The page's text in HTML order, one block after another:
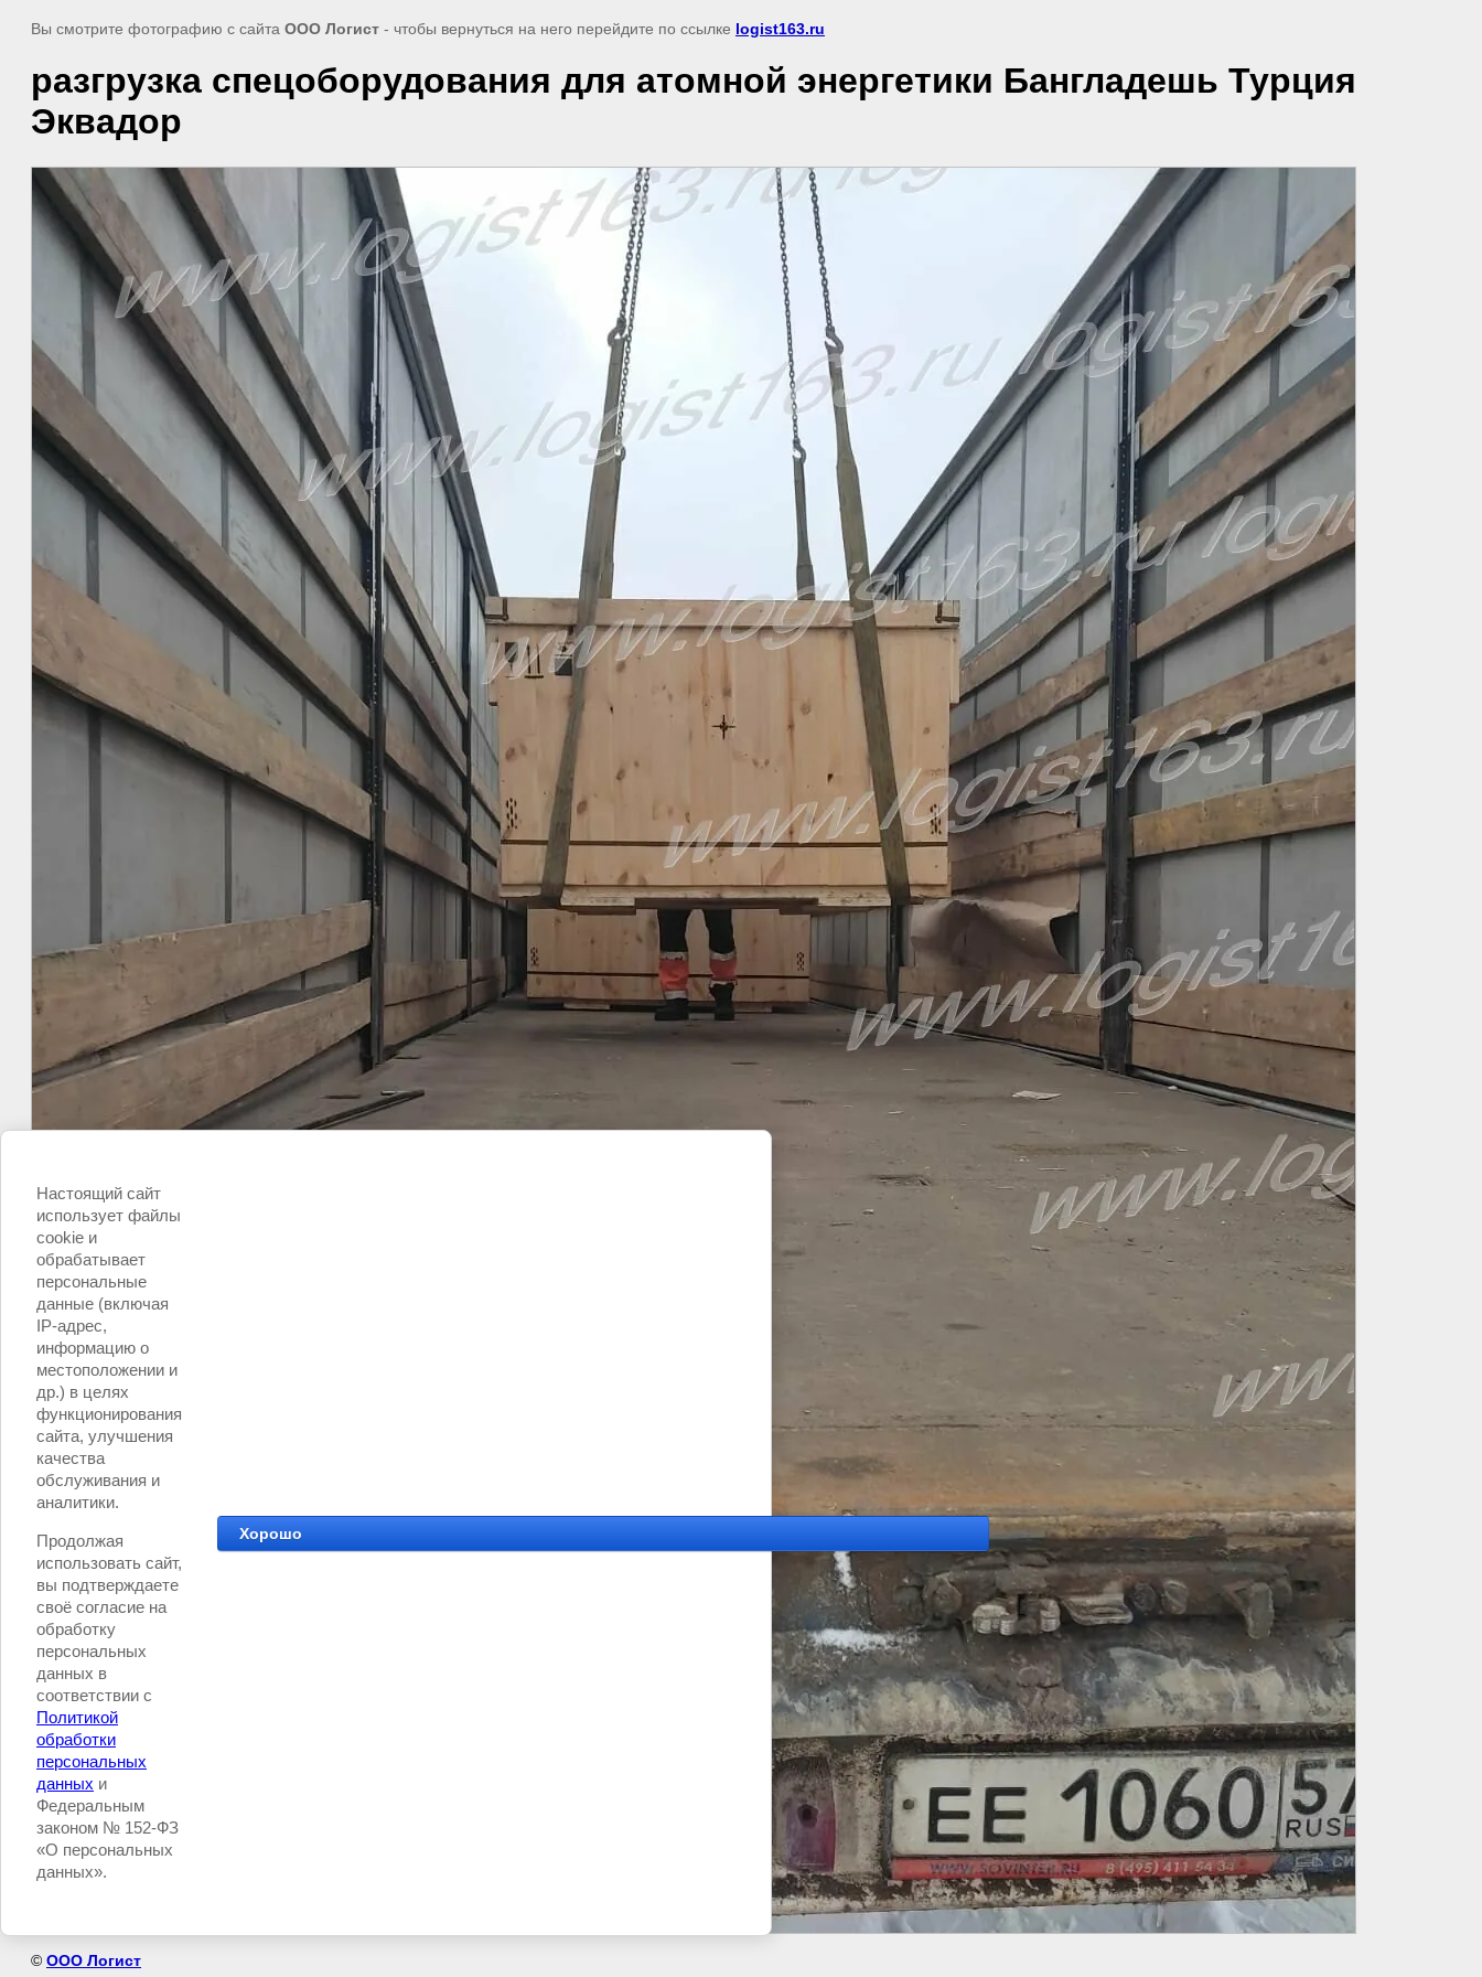
Вы смотрите фотографию с сайта ООО Логист - чтобы вернуться на него перейдите по ссылке logist163.ru
разгрузка спецоборудования для атомной энергетики Бангладешь Турция
Эквадор
© ООО Логист
Настоящий сайт
использует файлы
cookie и
обрабатывает
персональные
данные (включая
IP-адрес,
информацию о
местоположении и
др.) в целях
функционирования
сайта, улучшения
качества
обслуживания и
аналитики.
Продолжая
использовать сайт,
вы подтверждаете
своё согласие на
обработку
персональных
данных в
соответствии с
Политикой
обработки
персональных
данных и
Федеральным
законом № 152-ФЗ
«О персональных
данных».
Хорошо